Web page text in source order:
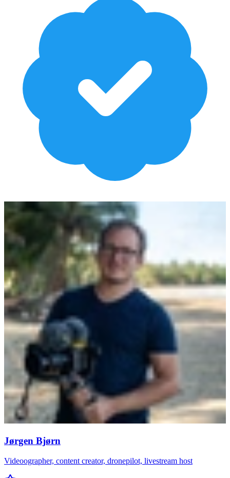
Jørgen Bjørn
Videoographer, content creator, dronepilot, livestream host